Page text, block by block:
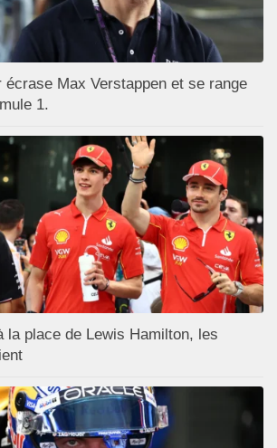
écrase Max Verstappen et se range
1.
la place de Lewis Hamilton, les